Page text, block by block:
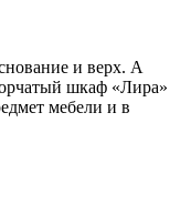
и верх. А
шкаф «Лира»
мебели и в